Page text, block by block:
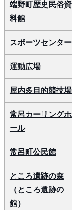
端野町歴史民俗資
料館
スポーツセンター
運動広場
屋内多目的競技場
常呂カーリングホ
ール
常呂町公民館
ところ遺跡の森
（ところ遺跡の
館）